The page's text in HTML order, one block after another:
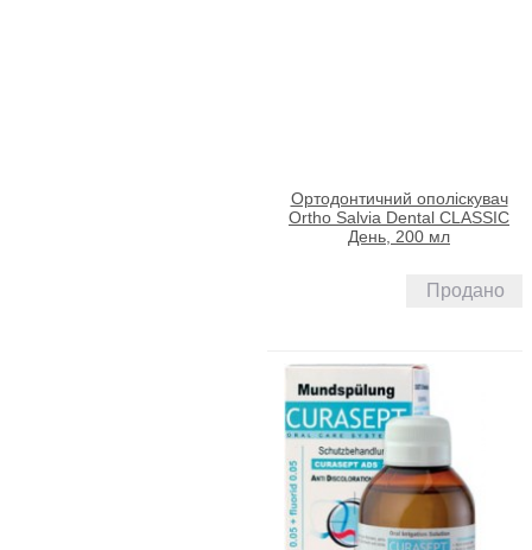
Ортодонтичний ополіскувач
Ortho Salvia Dental CLASSIC
День, 200 мл
Продано